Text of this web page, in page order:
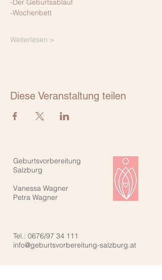
-Der Geburtsablauf
-Wochenbett
Weiterlesen >
Diese Veranstaltung teilen
Geburtsvorbereitung
Salzburg
Vanessa Wagner
Petra Wagner
Tel.: 0676/97 34 111
info@geburtsvorbereitung-salzburg.at